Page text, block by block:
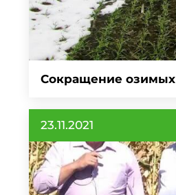
Сокращение озимых
23.11.2021